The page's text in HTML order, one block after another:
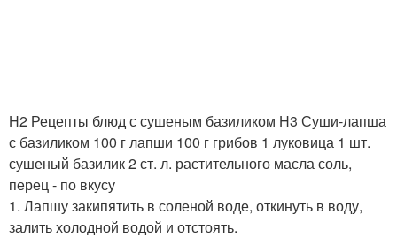
H2 Рецепты блюд с сушеным базиликом H3 Суши-лапша
с базиликом 100 г лапши 100 г грибов 1 луковица 1 шт.
сушеный базилик 2 ст. л. растительного масла соль,
перец - по вкусу
1. Лапшу закипятить в соленой воде, откинуть в воду,
залить холодной водой и отстоять.